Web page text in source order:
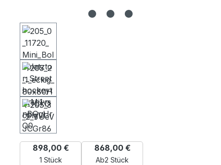
1 Stück
898,00 €
Ab2 Stück
868,00 €